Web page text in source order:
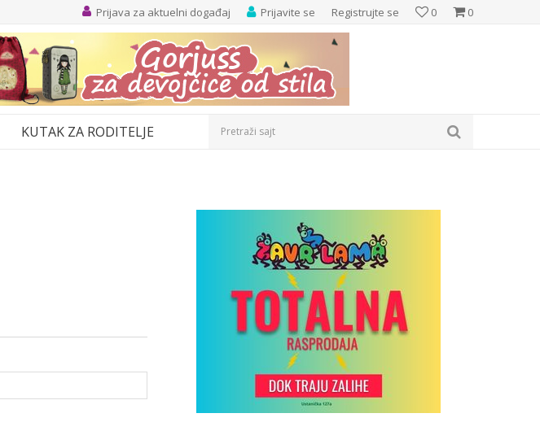
0
0
Prijavite se Registrujte se
Prijava za aktuelni događaj
KUTAK ZA RODITELJE Pretraži sajt